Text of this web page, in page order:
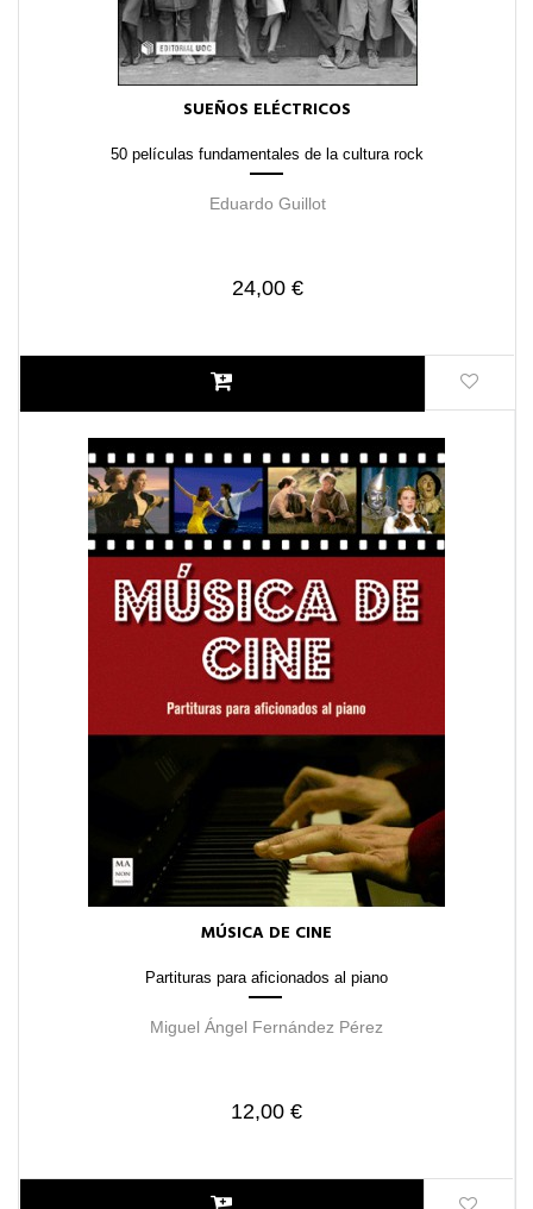
SUEÑOS ELÉCTRICOS
50 películas fundamentales de la cultura rock
Eduardo Guillot
24,00 €
MÚSICA DE CINE
Partituras para aficionados al piano
Miguel Ángel Fernández Pérez
12,00 €